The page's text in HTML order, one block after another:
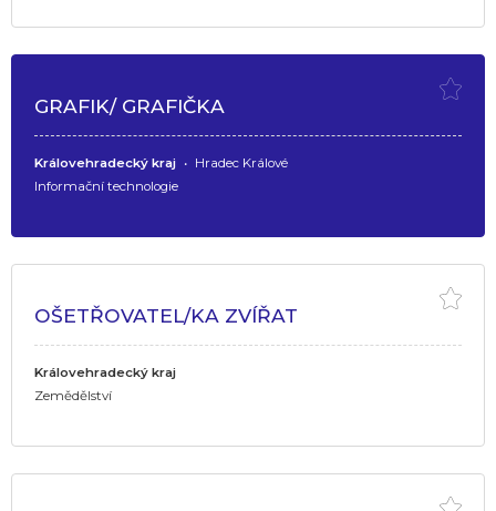
GRAFIK/ GRAFIČKA
Královehradecký kraj • Hradec Králové
Informační technologie
OŠETŘOVATEL/KA ZVÍŘAT
Královehradecký kraj
Zemědělství